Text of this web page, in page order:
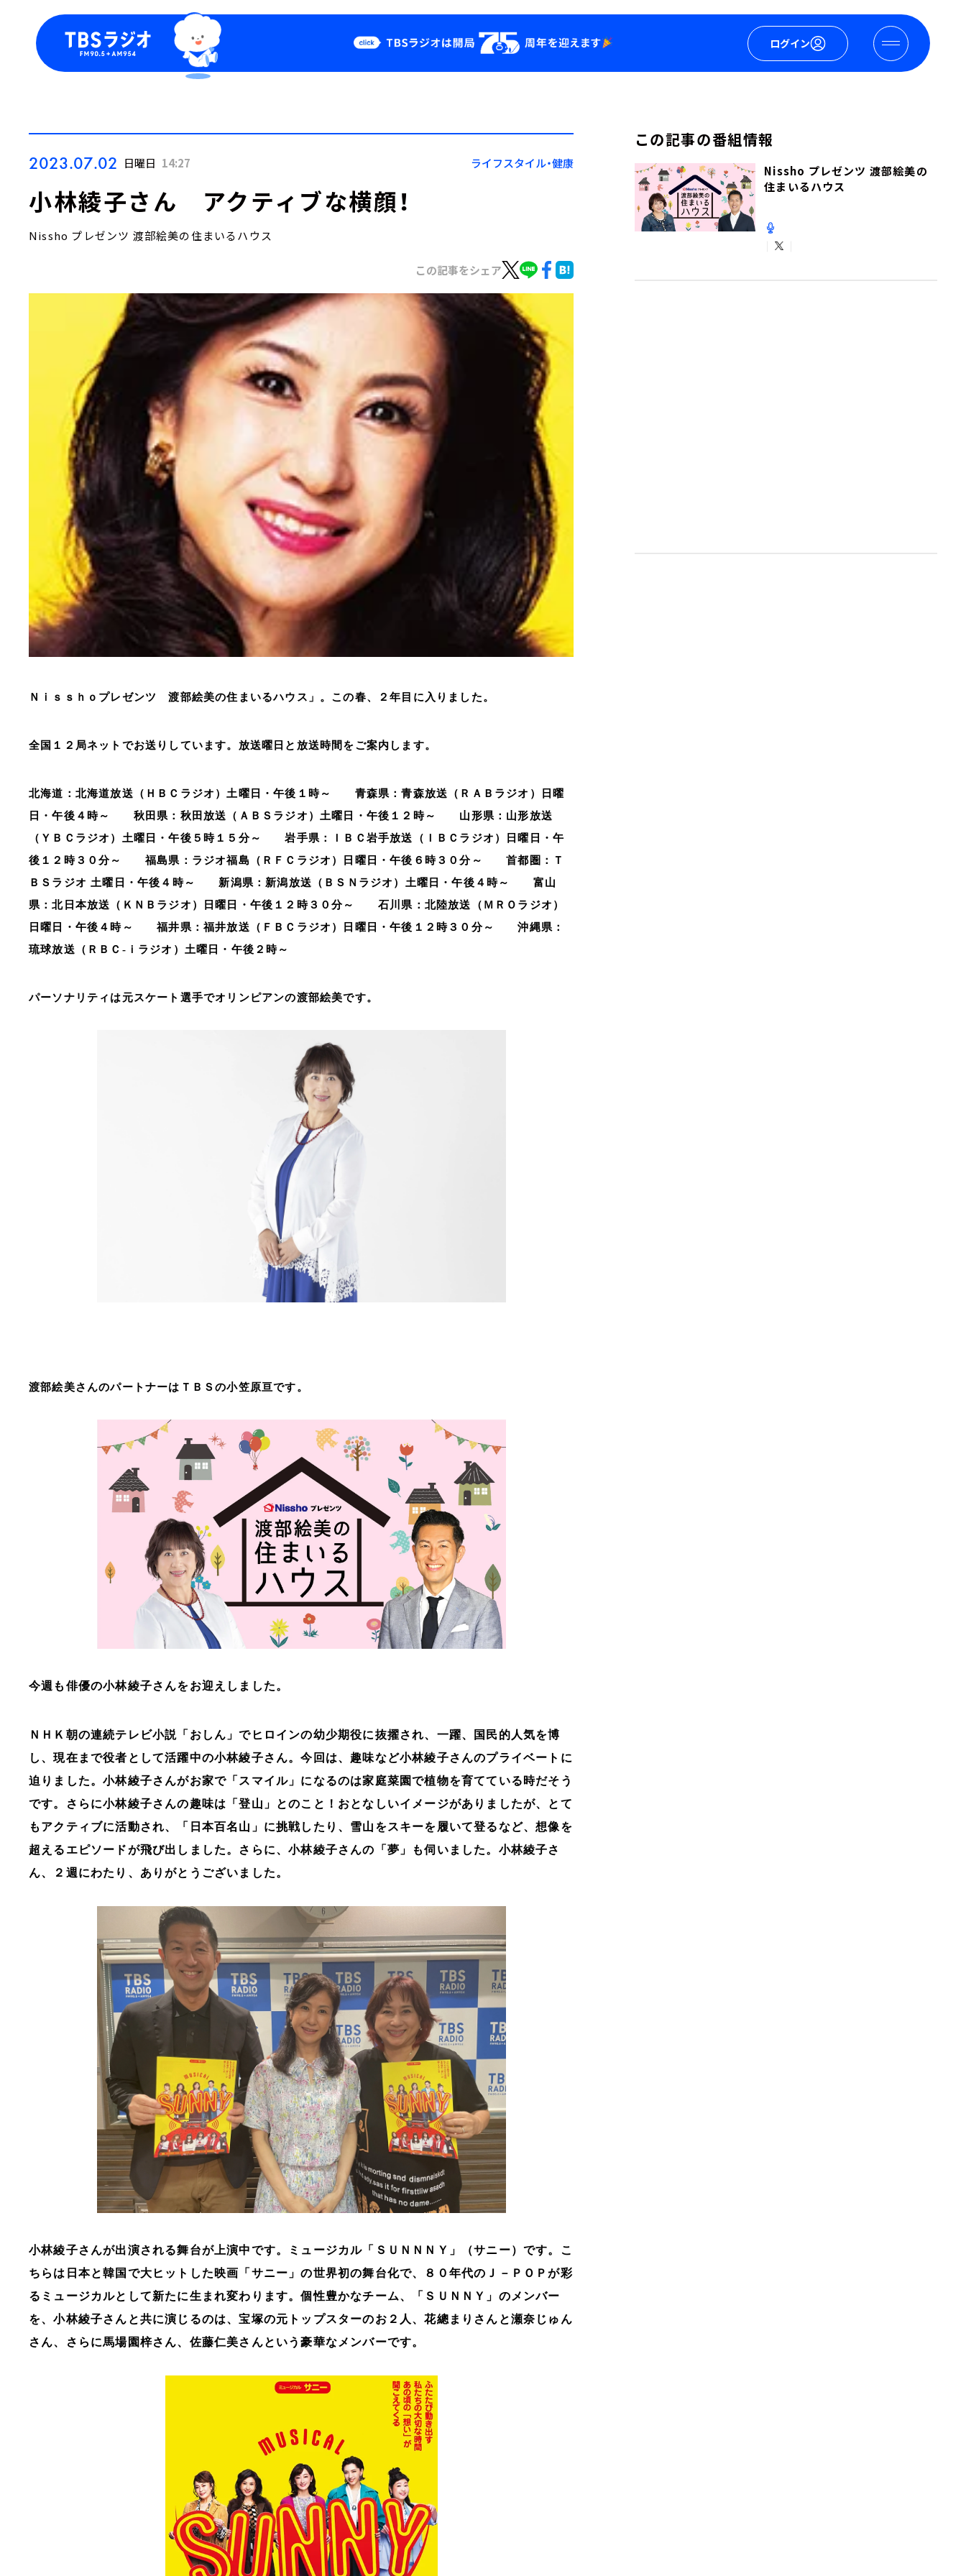
ログイン
Podcast
YouTube
会社情報
2023.07.02 日曜日 14:27 ライフスタイル・健康
小林綾子さん アクティブな横顔！
Nissho プレゼンツ 渡部絵美の住まいるハウス
この記事をシェア
Ｎｉｓｓｈｏプレゼンツ 渡部絵美の住まいるハウス」。この春、２年目に入りました。
全国１２局ネットでお送りしています。放送曜日と放送時間をご案内します。
北海道：北海道放送（ＨＢＣラジオ）土曜日・午後１時～ 青森県：青森放送（ＲＡＢラジオ）日曜
日・午後４時～ 秋田県：秋田放送（ＡＢＳラジオ）土曜日・午後１２時～ 山形県：山形放送
（ＹＢＣラジオ）土曜日・午後５時１５分～ 岩手県：ＩＢＣ岩手放送（ＩＢＣラジオ）日曜日・午
後１２時３０分～ 福島県：ラジオ福島（ＲＦＣラジオ）日曜日・午後６時３０分～ 首都圏：Ｔ
ＢＳラジオ 土曜日・午後４時～ 新潟県：新潟放送（ＢＳＮラジオ）土曜日・午後４時～ 富山
県：北日本放送（ＫＮＢラジオ）日曜日・午後１２時３０分～ 石川県：北陸放送（ＭＲＯラジオ）
日曜日・午後４時～ 福井県：福井放送（ＦＢＣラジオ）日曜日・午後１２時３０分～ 沖縄県：
琉球放送（ＲＢＣ‐ｉラジオ）土曜日・午後２時～
パーソナリティは元スケート選手でオリンピアンの渡部絵美です。
渡部絵美さんのパートナーはＴＢＳの小笠原亘です。
今週も俳優の小林綾子さんをお迎えしました。
ＮＨＫ朝の連続テレビ小説「おしん」でヒロインの幼少期役に抜擢され、一躍、国民的人気を博
し、現在まで役者として活躍中の小林綾子さん。今回は、趣味など小林綾子さんのプライベートに
迫りました。小林綾子さんがお家で「スマイル」になるのは家庭菜園で植物を育てている時だそう
です。さらに小林綾子さんの趣味は「登山」とのこと！おとなしいイメージがありましたが、とて
もアクティブに活動され、「日本百名山」に挑戦したり、雪山をスキーを履いて登るなど、想像を
超えるエピソードが飛び出しました。さらに、小林綾子さんの「夢」も伺いました。小林綾子さ
ん、２週にわたり、ありがとうございました。
小林綾子さんが出演される舞台が上演中です。ミュージカル「ＳＵＮＮＮＹ」（サニー）です。こ
ちらは日本と韓国で大ヒットした映画「サニー」の世界初の舞台化で、８０年代のＪ－ＰＯＰが彩
るミュージカルとして新たに生まれ変わります。個性豊かなチーム、「ＳＵＮＮＹ」のメンバー
を、小林綾子さんと共に演じるのは、宝塚の元トップスターのお２人、花總まりさんと瀬奈じゅん
さん、さらに馬場園梓さん、佐藤仁美さんという豪華なメンバーです。
この記事の番組情報
Nissho プレゼンツ 渡部絵美の
住まいるハウス